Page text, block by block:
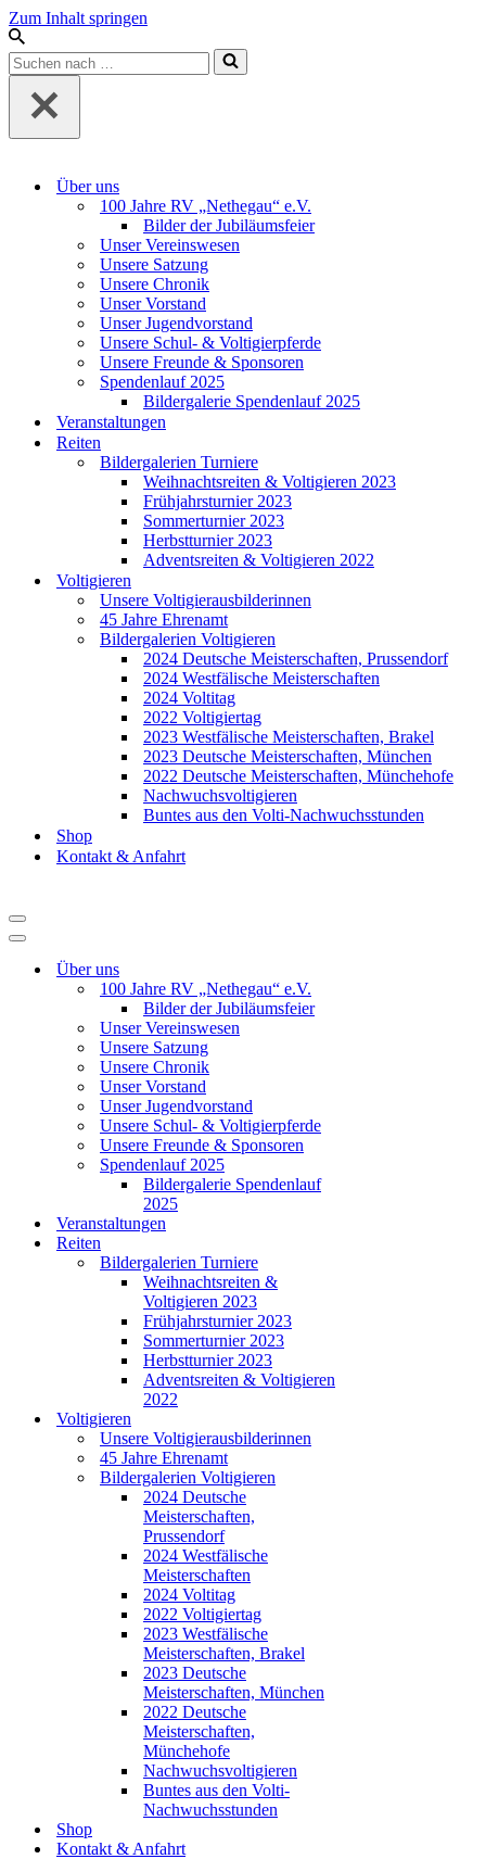
Zum Inhalt springen
Suchen
nach …
Über uns
100 Jahre RV „Nethegau“ e.V.
Bilder der Jubiläumsfeier
Unser Vereinswesen
Unsere Satzung
Unsere Chronik
Unser Vorstand
Unser Jugendvorstand
Unsere Schul- & Voltigierpferde
Unsere Freunde & Sponsoren
Spendenlauf 2025
Bildergalerie Spendenlauf 2025
Veranstaltungen
Reiten
Bildergalerien Turniere
Weihnachtsreiten & Voltigieren 2023
Frühjahrsturnier 2023
Sommerturnier 2023
Herbstturnier 2023
Adventsreiten & Voltigieren 2022
Voltigieren
Unsere Voltigierausbilderinnen
45 Jahre Ehrenamt
Bildergalerien Voltigieren
2024 Deutsche Meisterschaften, Prussendorf
2024 Westfälische Meisterschaften
2024 Voltitag
2022 Voltigiertag
2023 Westfälische Meisterschaften, Brakel
2023 Deutsche Meisterschaften, München
2022 Deutsche Meisterschaften, Münchehofe
Nachwuchsvoltigieren
Buntes aus den Volti-Nachwuchsstunden
Shop
Kontakt & Anfahrt
Navigationsmenü
Navigationsmenü
Über uns
100 Jahre RV „Nethegau“ e.V.
Bilder der Jubiläumsfeier
Unser Vereinswesen
Unsere Satzung
Unsere Chronik
Unser Vorstand
Unser Jugendvorstand
Unsere Schul- & Voltigierpferde
Unsere Freunde & Sponsoren
Spendenlauf 2025
Bildergalerie Spendenlauf
2025
Veranstaltungen
Reiten
Bildergalerien Turniere
Weihnachtsreiten &
Voltigieren 2023
Frühjahrsturnier 2023
Sommerturnier 2023
Herbstturnier 2023
Adventsreiten & Voltigieren
2022
Voltigieren
Unsere Voltigierausbilderinnen
45 Jahre Ehrenamt
Bildergalerien Voltigieren
2024 Deutsche
Meisterschaften,
Prussendorf
2024 Westfälische
Meisterschaften
2024 Voltitag
2022 Voltigiertag
2023 Westfälische
Meisterschaften, Brakel
2023 Deutsche
Meisterschaften, München
2022 Deutsche
Meisterschaften,
Münchehofe
Nachwuchsvoltigieren
Buntes aus den Volti-
Nachwuchsstunden
Shop
Kontakt & Anfahrt